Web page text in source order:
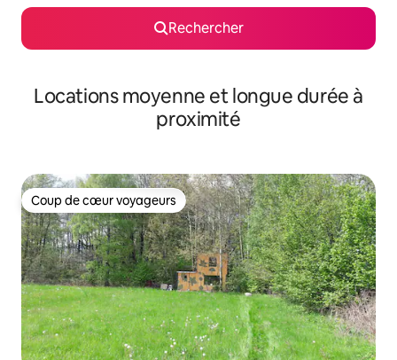
Rechercher
Locations moyenne et longue durée à
proximité
Coup de cœur voyageurs
Coup de cœur voyageurs